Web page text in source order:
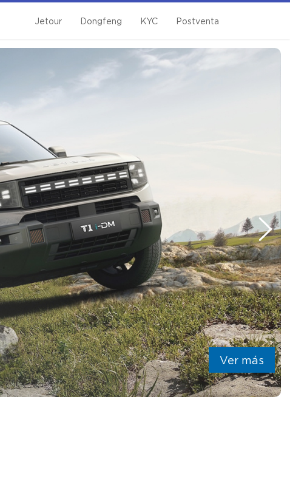
Jetour Dongfeng KYC Postventa
Ver más